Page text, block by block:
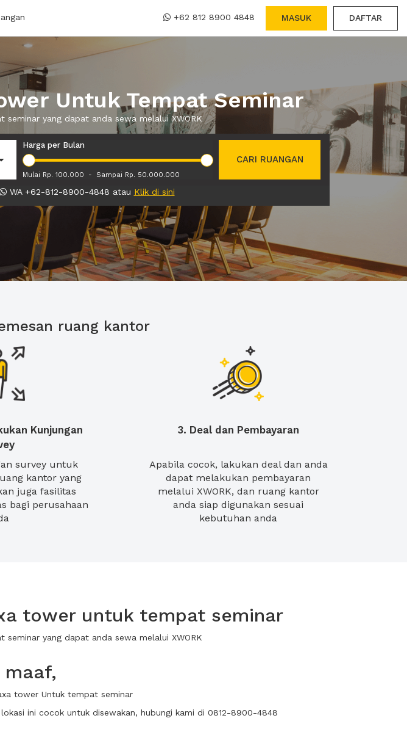
+62 812 8900 4848 MASUK DAFTAR
Untuk Tempat Seminar
yang dapat anda sewa melalui XWORK
Harga per Bulan
Mulai Rp. 100.000 - Sampai Rp. 50.000.000
CARI RUANGAN
WA +62-812-8900-4848 atau Klik di sini
ruang kantor
Kunjungan
survey untuk
kantor yang
juga fasilitas
bagi perusahaan
3. Deal dan Pembayaran
Apabila cocok, lakukan deal dan anda
dapat melakukan pembayaran
melalui XWORK, dan ruang kantor
anda siap digunakan sesuai
kebutuhan anda
tower untuk tempat seminar
yang dapat anda sewa melalui XWORK
maaf,
tower Untuk tempat seminar
ini cocok untuk disewakan, hubungi kami di 0812-8900-4848